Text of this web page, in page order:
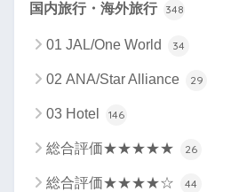
国内旅行・海外旅行 348
01 JAL/One World 34
02 ANA/Star Alliance 29
03 Hotel 146
総合評価★★★★★ 26
総合評価★★★★☆ 44